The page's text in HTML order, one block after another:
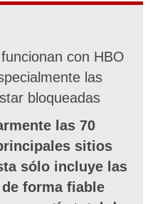
con HBO
las
bloqueadas
las 70
sitios
sólo incluye las
forma fiable